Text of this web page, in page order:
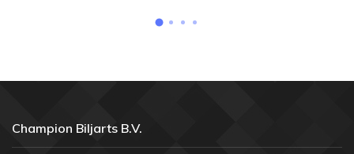
Champion Biljarts B.V.